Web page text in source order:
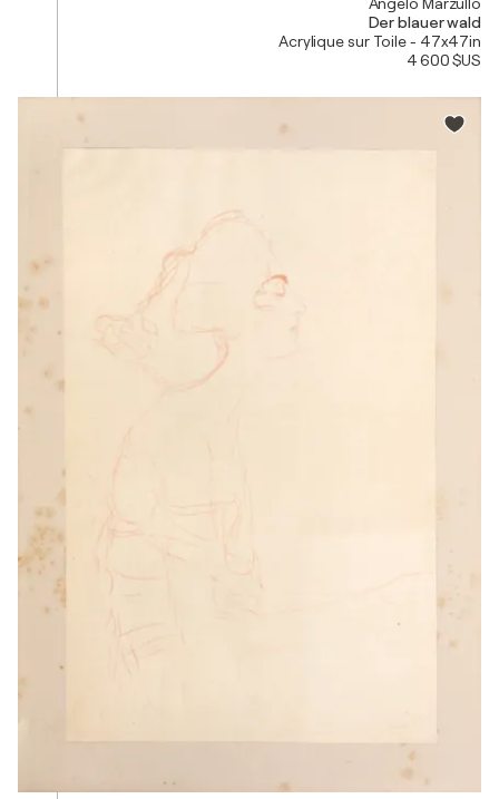
Der blauer wald
Acrylique sur Toile - 47x47in
4 600 $US